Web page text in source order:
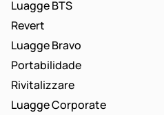
Luagge BTS
Revert
Luagge Bravo
Portabilidade
Rivitalizzare
Luagge Corporate